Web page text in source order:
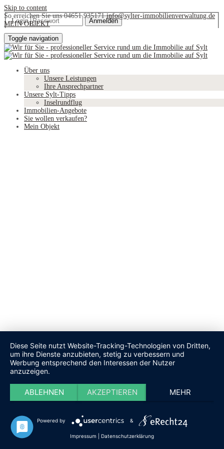
Skip to content
So erreichen Sie uns 04651 935171 info@sylter-immobilienverwaltung.de
MEIN OBJEKT
Toggle navigation
Über uns
Unsere Leistungen
Ihre Ansprechpartner
Unsere Sylt-Tipps
Inselrundflug
Immobilien-Angebote
Sie wollen verkaufen?
Mein Objekt
Login
© Sylter Immobilienverwaltung Holger Hoffmann · 2026
Impressum
Datenschutz
Diese Seite nutzt Website-Tracking-Technologien von Dritten,
um ihre Dienste anzubieten, stetig zu verbessern und
Werbung entsprechend den Interessen der Nutzer
anzuzeigen.
ABLEHNEN AKZEPTIEREN MEHR
Powered by &
Impressum Datenschutzerklärung